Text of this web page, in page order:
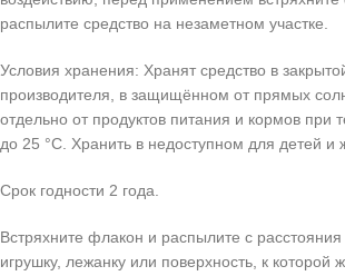
распылите средство на незаметном участке.
Условия хранения: Хранят средство в
производителя, в защищённом от прямых
отдельно от продуктов питания и кормов при
до 25 °C. Хранить в недоступном для детей и
Срок годности 2 года.
Встряхните флакон и распылите с
игрушку, лежанку или поверхность, к которой